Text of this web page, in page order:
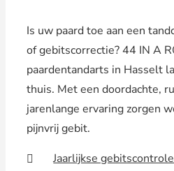
Is uw paard toe aan een
of gebitscorrectie? 44 IN A
paardentandarts in Hasselt
thuis. Met een doordachte,
jarenlange ervaring zorgen
pijnvrij gebit.
Jaarlijkse